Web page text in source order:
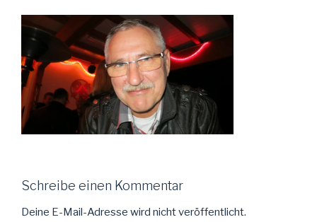
Schreibe einen Kommentar
Deine E-Mail-Adresse wird nicht veröffentlicht.